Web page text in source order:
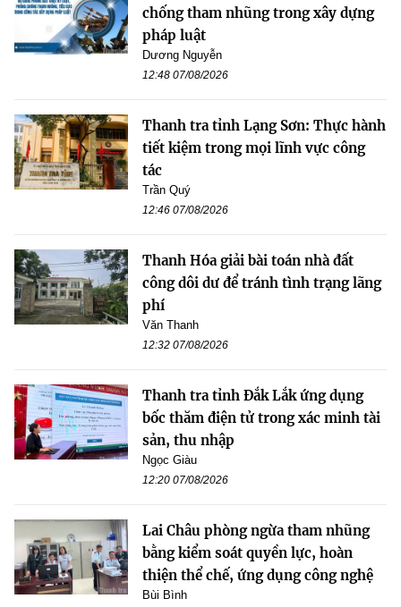
chống tham nhũng trong xây dựng
pháp luật
Dương Nguyễn
12:48 07/08/2026
Thanh tra tỉnh Lạng Sơn: Thực hành
tiết kiệm trong mọi lĩnh vực công
tác
Trần Quý
12:46 07/08/2026
Thanh Hóa giải bài toán nhà đất
công dôi dư để tránh tình trạng lãng
phí
Văn Thanh
12:32 07/08/2026
Thanh tra tỉnh Đắk Lắk ứng dụng
bốc thăm điện tử trong xác minh tài
sản, thu nhập
Ngọc Giàu
12:20 07/08/2026
Lai Châu phòng ngừa tham nhũng
bằng kiểm soát quyền lực, hoàn
thiện thể chế, ứng dụng công nghệ
Bùi Bình